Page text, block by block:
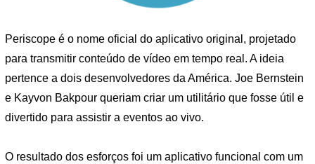
Periscope é o nome oficial do aplicativo original, projetado
para transmitir conteúdo de vídeo em tempo real. A ideia
pertence a dois desenvolvedores da América. Joe Bernstein
e Kayvon Bakpour queriam criar um utilitário que fosse útil e
divertido para assistir a eventos ao vivo.
O resultado dos esforços foi um aplicativo funcional com um